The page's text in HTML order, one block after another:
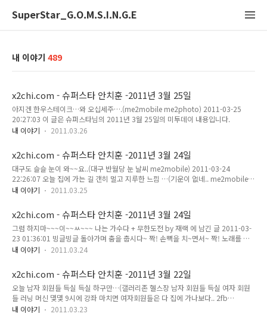
SuperStar_G.O.M.S.I.N.G.E
내 이야기 489
x2chi.com - 슈퍼스타 안치훈 -2011년 3월 25일
아지겐 한우스테이크…와 오십세주….(me2mobile me2photo) 2011-03-25
20:27:03 이 글은 슈퍼스타님의 2011년 3월 25일의 미투데이 내용입니다.
내 이야기
2011.03.26
x2chi.com - 슈퍼스타 안치훈 -2011년 3월 24일
대구도 슬슬 눈이 와~~요..(대구 반월당 눈 날씨 me2mobile) 2011-03-24
22:26:07 오늘 집에 가는 길 갠히 멀고 지루한 느낌 …(기운이 없네.. me2mobile)
2011-03-24 22:47:47 이 글은 슈퍼스타님의 2011년 3월 24일의 미투데이 내용입
내 이야기 2011.03.25
x2chi.com - 슈퍼스타 안치훈 -2011년 3월 24일
그럼 하지마~~~이~~ㅆ~~~ 나는 가수다 + 무한도전 by 재랙 에 남긴 글 2011-03-
23 01:36:01 빙글빙글 돌아가며 춤을 춥시다~ 짝! 손뼉을 치~면서~ 짝! 노래를 부~
르며~ 짝! 랄라랄라 즐거웁게 춤!추!자~~ 링가링가링~가 링가링가링~~ 링가링 가링
둥글게~ 짝! 둥글게 빙글빙글 돌아가며 춤을 춥시다~ 짝! 손뼉을 치~면서~ 짝! 노래
를 부~르며~ 짝! 랄라랄라 즐거웁게 춤!추!자~~ 링가링가링~가 링가링가링~~ 링가
링 가링~가 링가링가링~ 손에 손을 잡~고 모두 다 함 께~ 즐거웁게 춤을 춥시다~아~
둥글게 둥글게~ 짝! 둥글게 by 재랙 에 남긴 글(둥글게 빙글빙글 돌아가며 춤을 춥시
다~ 짝! ..
내 이야기 2011.03.24
x2chi.com - 슈퍼스타 안치훈 -2011년 3월 22일
오늘 남자 회원들 득실 득실 하구만…(갤러리존 헬스장 남자 회원들 득실 여자 회원
들 러닝 머신 몇몇 9시에 강좌 마치면 여자회원들은 다 집에 가나보다.. 2fb
me2mobile me2photo) 2011-03-22 23:07:57 이 글은 슈퍼스타님의 2011년 3
내 이야기 2011.03.23